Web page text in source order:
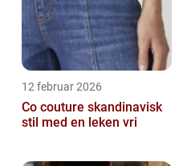
12 februar 2026
Co couture skandinavisk
stil med en leken vri